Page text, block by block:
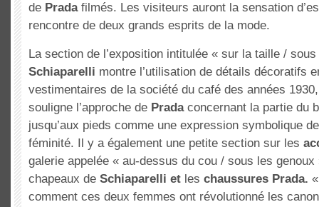
de Pradafilmés. Les visiteurs auront la sensation
rencontre de deux grands esprits de la mode.
La section de l’exposition intitulée « sur la taille /
Schiaparelli montre l’utilisation de détails décoratifs
vestimentaires de la société du café des années
souligne l’approche de Pradaconcernant la partie du
jusqu’aux pieds comme une expression symbolique
féminité. Il y a également une petite section sur les
galerie appelée « au-dessus du cou / sous les
chapeaux de Schiaparelli et les chaussures Prada.
comment ces deux femmes ont révolutionné les